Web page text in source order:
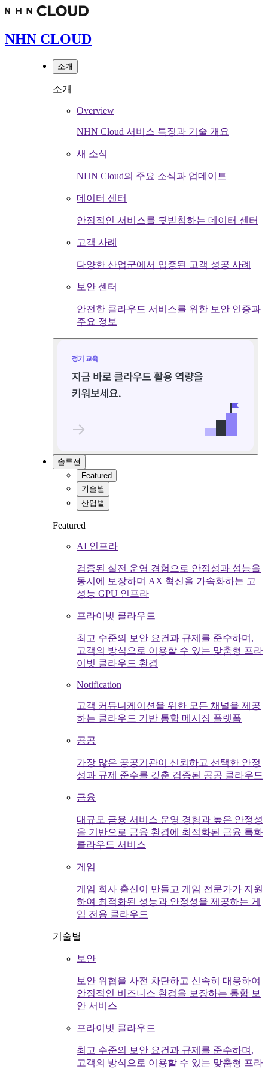
NHN CLOUD
소개
소개
Overview
NHN Cloud 서비스 특징과 기술 개요
새 소식
NHN Cloud의 주요 소식과 업데이트
데이터 센터
안정적인 서비스를 뒷받침하는 데이터 센터
고객 사례
다양한 산업군에서 입증된 고객 성공 사례
보안 센터
안전한 클라우드 서비스를 위한 보안 인증과
주요 정보
솔루션
Featured
기술별
산업별
Featured
AI 인프라
검증된 실전 운영 경험으로 안정성과 성능을
동시에 보장하며 AX 혁신을 가속화하는 고
성능 GPU 인프라
프라이빗 클라우드
최고 수준의 보안 요건과 규제를 준수하며,
고객의 방식으로 이용할 수 있는 맞춤형 프라
이빗 클라우드 환경
Notification
고객 커뮤니케이션을 위한 모든 채널을 제공
하는 클라우드 기반 통합 메시징 플랫폼
공공
가장 많은 공공기관이 신뢰하고 선택한 안정
성과 규제 준수를 갖춘 검증된 공공 클라우드
금융
대규모 금융 서비스 운영 경험과 높은 안정성
을 기반으로 금융 환경에 최적화된 금융 특화
클라우드 서비스
게임
게임 회사 출신이 만들고 게임 전문가가 지원
하여 최적화된 성능과 안정성을 제공하는 게
임 전용 클라우드
기술별
보안
보안 위협을 사전 차단하고 신속히 대응하여
안정적인 비즈니스 환경을 보장하는 통합 보
안 서비스
프라이빗 클라우드
최고 수준의 보안 요건과 규제를 준수하며,
고객의 방식으로 이용할 수 있는 맞춤형 프라